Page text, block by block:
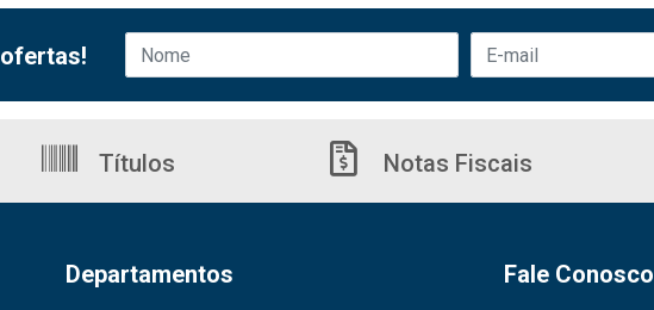
Títulos Notas Fiscais
Departamentos Fale Conosco